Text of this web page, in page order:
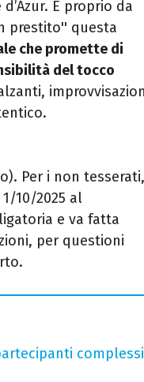
È proprio da
prestito'' questa
che promette di
del tocco
Per i non tesserati,
10/2025 al
e va fatta
per questioni